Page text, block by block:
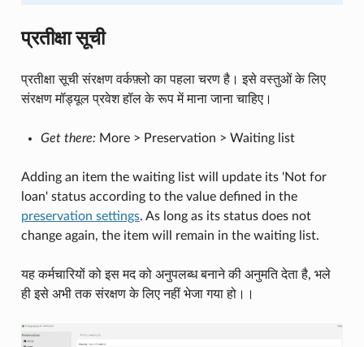
प्रतीक्षा सूची
प्रतीक्षा सूची संरक्षण वर्कफ़्लो का पहला चरण है। इसे वस्तुओं के लिए
संरक्षण मॉड्यूल प्रवेश हॉल के रूप में माना जाना चाहिए।
Get there:More > Preservation > Waiting list
Adding an item the waiting list will update its 'Not for
loan' status according to the value defined in the
preservation settings. As long as its status does not
change again, the item will remain in the waiting list.
यह कर्मचारियों को इस मद को अनुपलब्ध बनाने की अनुमति देता है, भले
ही इसे अभी तक संरक्षण के लिए नहीं भेजा गया हो।।